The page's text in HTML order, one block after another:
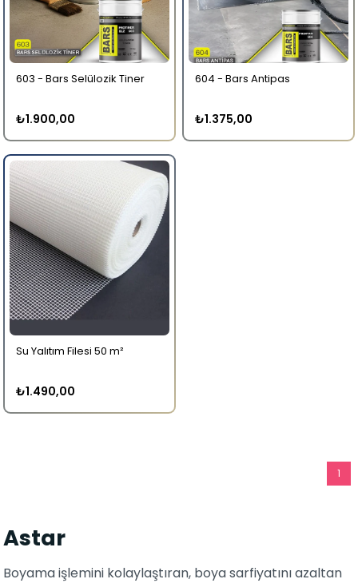
Astar
Boyama işlemini kolaylaştıran, boya sarfiyatını azaltan
603 - Bars Selülozik Tiner
₺1.900,00
604 - Bars Antipas
₺1.375,00
Su Yalıtım Filesi 50 m²
₺1.490,00
1